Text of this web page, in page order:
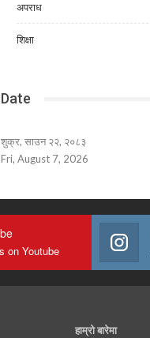
अपराध
शिक्षा
Date
शुक्र, साउन २२, २०८३
Fri, August 7, 2026
on Youtube
हाम्रो बारेमा